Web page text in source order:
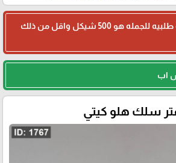
الزبائن الكرام ادنى قيمة طلبيه للجمله هو 500 شيكل واقل من ذلك
اب
سلك هلو كيتي